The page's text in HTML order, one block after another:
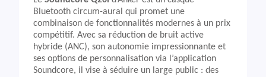
Bluetooth circum-aural qui promet une
combinaison de fonctionnalités modernes à un prix
compétitif. Avec sa réduction de bruit active
hybride (ANC), son autonomie impressionnante et
ses options de personnalisation via l’application
Soundcore, il vise à séduire un large public : des